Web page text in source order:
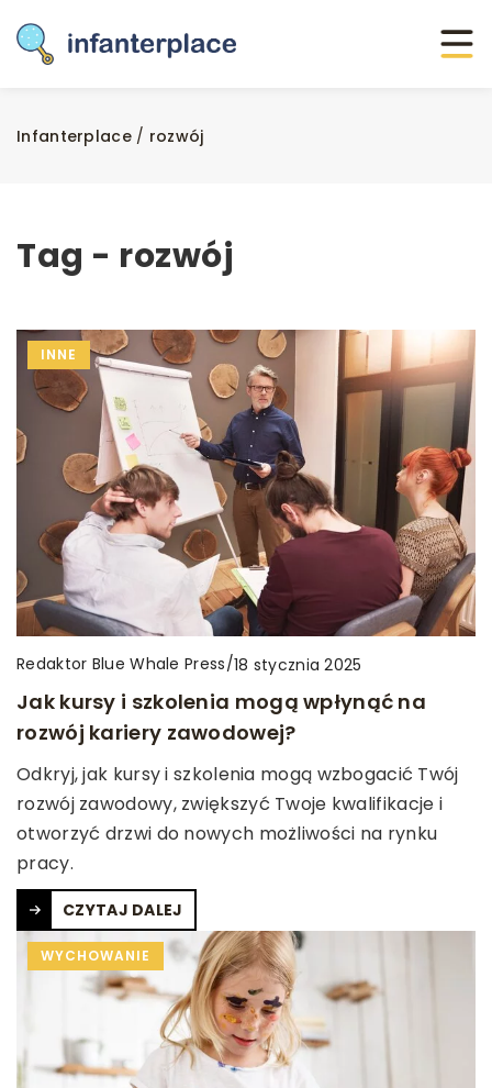
Infanterplace/ rozwój
Tag - rozwój
INNE
Redaktor Blue Whale Press/18 stycznia 2025
Jak kursy i szkolenia mogą wpłynąć na
rozwój kariery zawodowej?
Odkryj, jak kursy i szkolenia mogą wzbogacić Twój
rozwój zawodowy, zwiększyć Twoje kwalifikacje i
otworzyć drzwi do nowych możliwości na rynku
pracy.
CZYTAJ DALEJ
WYCHOWANIE